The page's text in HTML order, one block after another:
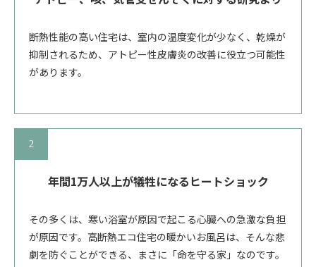
断熱性能の高い住宅は、室内の温度変化が少なく、乾燥が
抑制されるため、アトピー性皮膚炎の改善に役立つ可能性
があります。
年間1万人以上が犠牲になるヒートショック
その多くは、寒い浴室が原因で起こる心臓への急激な負担
が原因です。高断熱エコ住宅の暖かいお風呂は、そんな悲
劇を防ぐことができる、まさに「命を守る家」なのです。